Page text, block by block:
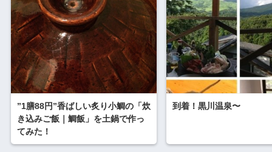
”1膳88円”香ばしい炙り小鯛の「炊
き込みご飯｜鯛飯」を土鍋で作っ
てみた！
到着！黒川温泉〜